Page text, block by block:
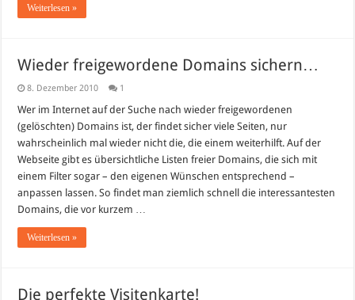
Weiterlesen »
Wieder freigewordene Domains sichern…
8. Dezember 2010 1
Wer im Internet auf der Suche nach wieder freigewordenen
(gelöschten) Domains ist, der findet sicher viele Seiten, nur
wahrscheinlich mal wieder nicht die, die einem weiterhilft. Auf der
Webseite gibt es übersichtliche Listen freier Domains, die sich mit
einem Filter sogar – den eigenen Wünschen entsprechend –
anpassen lassen. So findet man ziemlich schnell die interessantesten
Domains, die vor kurzem …
Weiterlesen »
Die perfekte Visitenkarte!